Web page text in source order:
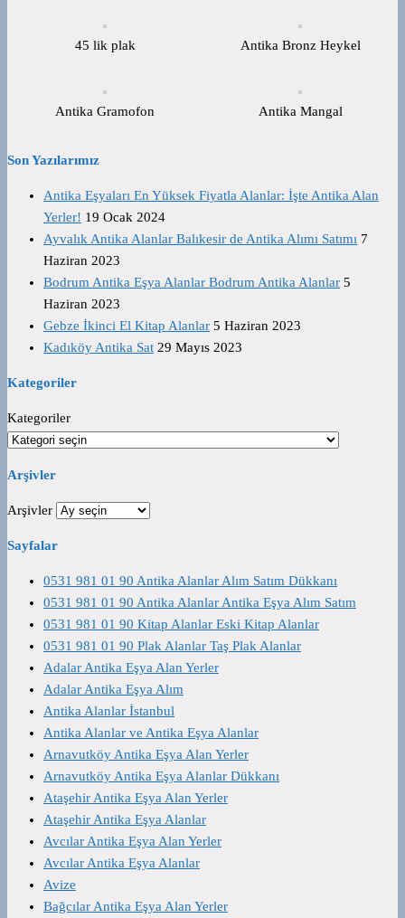
45 lik plak Antika Bronz Heykel
Antika Gramofon Antika Mangal
Son Yazılarımız
Antika Eşyaları En Yüksek Fiyatla Alanlar: İşte Antika Alan
Yerler! 19 Ocak 2024
Ayvalık Antika Alanlar Balıkesir de Antika Alımı Satımı 7
Haziran 2023
Bodrum Antika Eşya Alanlar Bodrum Antika Alanlar 5
Haziran 2023
Gebze İkinci El Kitap Alanlar 5 Haziran 2023
Kadıköy Antika Sat 29 Mayıs 2023
Kategoriler
Kategoriler
Arşivler
Arşivler
Sayfalar
0531 981 01 90 Antika Alanlar Alım Satım Dükkanı
0531 981 01 90 Antika Alanlar Antika Eşya Alım Satım
0531 981 01 90 Kitap Alanlar Eski Kitap Alanlar
0531 981 01 90 Plak Alanlar Taş Plak Alanlar
Adalar Antika Eşya Alan Yerler
Adalar Antika Eşya Alım
Antika Alanlar İstanbul
Antika Alanlar ve Antika Eşya Alanlar
Arnavutköy Antika Eşya Alan Yerler
Arnavutköy Antika Eşya Alanlar Dükkanı
Ataşehir Antika Eşya Alan Yerler
Ataşehir Antika Eşya Alanlar
Avcılar Antika Eşya Alan Yerler
Avcılar Antika Eşya Alanlar
Avize
Bağcılar Antika Eşya Alan Yerler